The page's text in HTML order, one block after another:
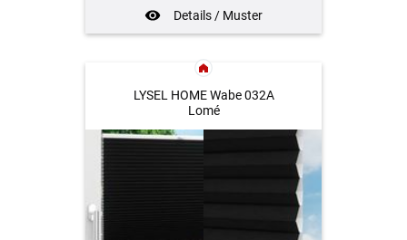
Details / Muster
LYSEL HOME Wabe 032A
Lomé